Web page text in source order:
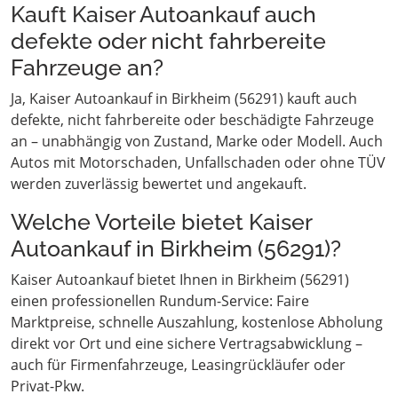
Kauft Kaiser Autoankauf auch
defekte oder nicht fahrbereite
Fahrzeuge an?
Ja, Kaiser Autoankauf in Birkheim (56291) kauft auch
defekte, nicht fahrbereite oder beschädigte Fahrzeuge
an – unabhängig von Zustand, Marke oder Modell. Auch
Autos mit Motorschaden, Unfallschaden oder ohne TÜV
werden zuverlässig bewertet und angekauft.
Welche Vorteile bietet Kaiser
Autoankauf in Birkheim (56291)?
Kaiser Autoankauf bietet Ihnen in Birkheim (56291)
einen professionellen Rundum-Service: Faire
Marktpreise, schnelle Auszahlung, kostenlose Abholung
direkt vor Ort und eine sichere Vertragsabwicklung –
auch für Firmenfahrzeuge, Leasingrückläufer oder
Privat-Pkw.